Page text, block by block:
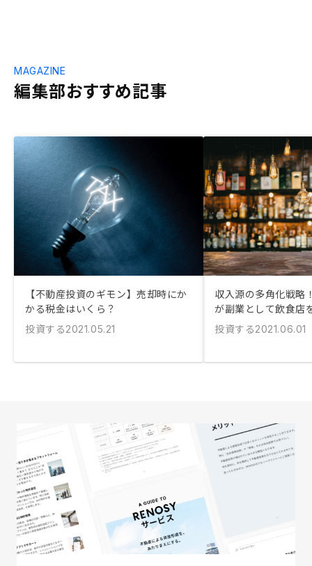
編集部おすすめ記事
MAGAZINE
【不動産投資のギモン】売却時にか
かる税金はいくら？
投資する2021.05.21
収入源の多角化戦略
が副業として飲食店
投資する2021.06.01